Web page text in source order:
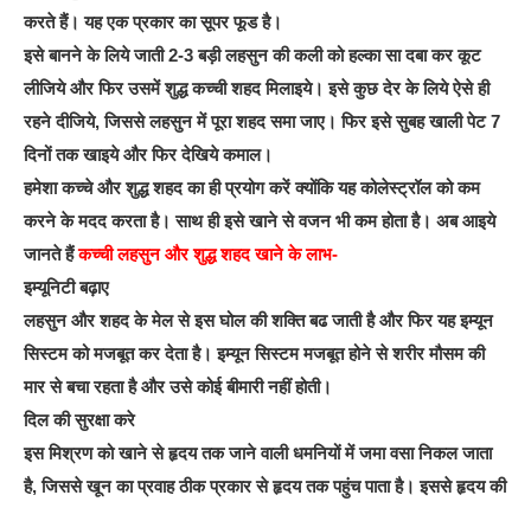
करते हैं। यह एक प्रकार का सूपर फूड है।
इसे बानने के लिये जाती 2-3 बड़ी लहसुन की कली को हल्‍का सा दबा कर कूट
लीजिये और फिर उसमें शुद्ध कच्‍ची शहद मिलाइये। इसे कुछ देर के लिये ऐसे ही
रहने दीजिये, जिससे लहसुन में पूरा शहद समा जाए। फिर इसे सुबह खाली पेट 7
दिनों तक खाइये और फिर देखिये कमाल।
हमेशा कच्‍चे और शुद्ध शहद का ही प्रयोग करें क्‍योंकि यह कोलेस्‍ट्रॉल को कम
करने के मदद करता है। साथ ही इसे खाने से वजन भी कम होता है। अब आइये
जानते हैंकच्‍ची लहसुन और शुद्ध शहद खाने के लाभ-
इम्‍यूनिटी बढ़ाए
लहसुन और शहद के मेल से इस घोल की शक्‍ति बढ जाती है और फिर यह इम्‍यून
सिस्‍टम को मजबूत कर देता है। इम्‍यून सिस्‍टम मजबूत होने से शरीर मौसम की
मार से बचा रहता है और उसे कोई बीमारी नहीं होती।
दिल की सुरक्षा करे
इस मिश्रण को खाने से हृदय तक जाने वाली धमनियों में जमा वसा निकल जाता
है, जिससे खून का प्रवाह ठीक प्रकार से हृदय तक पहुंच पाता है। इससे हृदय की